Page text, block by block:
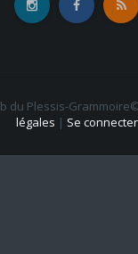
du Plessis-
légales | Se connecter